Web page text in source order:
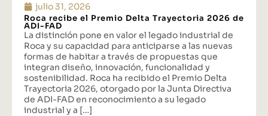
julio 31, 2026
Roca recibe el Premio Delta Trayectoria 2026 de
ADI-FAD
La distinción pone en valor el legado industrial de
Roca y su capacidad para anticiparse a las nuevas
formas de habitar a través de propuestas que
integran diseño, innovación, funcionalidad y
sostenibilidad. Roca ha recibido el Premio Delta
Trayectoria 2026, otorgado por la Junta Directiva
de ADI-FAD en reconocimiento a su legado
industrial y a […]